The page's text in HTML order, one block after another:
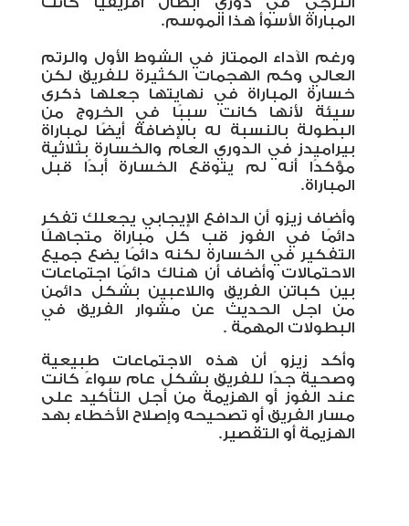
المباراة الأسوأ هذا الموسم.
ورغم الآداء الممتاز في الشوط الأول والرتم
العالي وكم الهجمات الكثيرة للفريق لكن
خسارة المباراة في نهايتها جعلها ذكرى
سيئة لأنها كانت سببًا في الخروج من
البطولة بالنسبة له بالإضافة أيضًا لمباراة
بيراميدز في الدوري العام والخسارة بثلاثية
مؤكدًا أنه لم يتوقع الخسارة أبدًا قبل
المباراة.
وأضاف زيزو أن الدافع الإيجابي يجعلك تفكر
دائمًا في الفوز قب كل مباراة متجاهلًا
التفكير في الخسارة لكنه دائمًا يضع جميع
الاحتمالات وأضاف أن هناك دائمًا اجتماعات
بين كباتن الفريق واللاعبين بشكل دائمن
من اجل الحديث عن مشوار الفريق في
البطولات المهمة .
وأكد زيزو أن هذه الاجتماعات طبيعية
وصحية جدًا للفريق بشكل عام سواءً كانت
عند الفوز أو الهزيمة من أجل التأكيد على
مسار الفريق أو تصحيحه وإصلاح الأخطاء بهد
الهزيمة أو التقصير.